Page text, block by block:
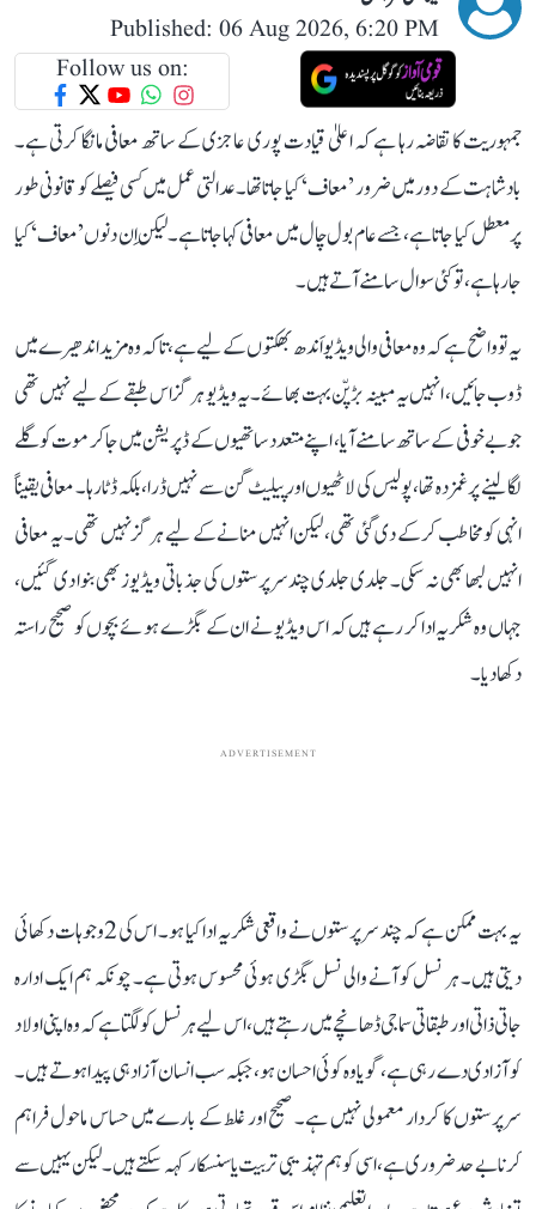
Published: 06 Aug 2026, 6:20 PM
Follow us on:
جمہوریت کا تقاضہ رہا ہے کہ اعلیٰ قیادت پوری عاجزی کے ساتھ معافی مانگا کرتی ہے۔
بادشاہت کے دور میں ضرور ’معاف‘ کیا جاتا تھا۔ عدالتی عمل میں کسی فیصلے کو قانونی طور
پر معطل کیا جاتا ہے، جسے عام بول چال میں معافی کہا جاتا ہے۔ لیکن اِن دنوں ’معاف‘ کیا
جا رہا ہے، تو کئی سوال سامنے آتے ہیں۔
یہ تو واضح ہے کہ وہ معافی والی ویڈیو اَندھ بھکتوں کے لیے ہے، تاکہ وہ مزید اندھیرے میں
ڈوب جائیں، انہیں یہ مبینہ بڑپّن بہت بھائے۔ یہ ویڈیو ہرگز اس طبقے کے لیے نہیں تھی
جو بے خوفی کے ساتھ سامنے آیا، اپنے متعدد ساتھیوں کے ڈپریشن میں جا کر موت کو گلے
لگا لینے پر غمزدہ تھا، پولیس کی لاٹھیوں اور پیلیٹ گن سے نہیں ڈرا، بلکہ ڈٹا رہا۔ معافی یقیناً
انہی کو مخاطب کر کے دی گئی تھی، لیکن انہیں منانے کے لیے ہرگز نہیں تھی۔ یہ معافی
انہیں لبھا بھی نہ سکی۔ جلدی جلدی چند سرپرستوں کی جذباتی ویڈیوز بھی بنوا دی گئیں،
جہاں وہ شکریہ ادا کر رہے ہیں کہ اس ویڈیو نے ان کے بگڑے ہوئے بچوں کو صحیح راستہ
دکھا دیا۔
ADVERTISEMENT
یہ بہت ممکن ہے کہ چند سرپرستوں نے واقعی شکریہ ادا کیا ہو۔ اس کی 2 وجوہات دکھائی
دیتی ہیں۔ ہر نسل کو آنے والی نسل بگڑی ہوئی محسوس ہوتی ہے۔ چونکہ ہم ایک ادارہ
جاتی ذاتی اور طبقاتی سماجی ڈھانچے میں رہتے ہیں، اس لیے ہر نسل کو لگتا ہے کہ وہ اپنی اولاد
کو آزادی دے رہی ہے، گویا وہ کوئی احسان ہو، جبکہ سب انسان آزاد ہی پیدا ہوتے ہیں۔
سرپرستوں کا کردار معمولی نہیں ہے۔ صحیح اور غلط کے بارے میں حساس ماحول فراہم
کرنا بے حد ضروری ہے، اسی کو ہم تہذیبی تربیت یا سنسکار کہہ سکتے ہیں۔ لیکن یہیں سے